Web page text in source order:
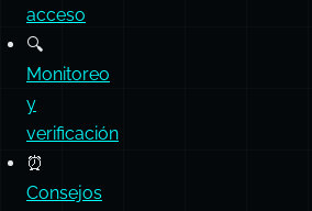
acceso
🔍
Monitoreo
y
verificación
⏰
Consejos